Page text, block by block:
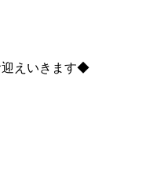
えいきます◆